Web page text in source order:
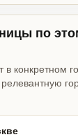
по
в конкретном